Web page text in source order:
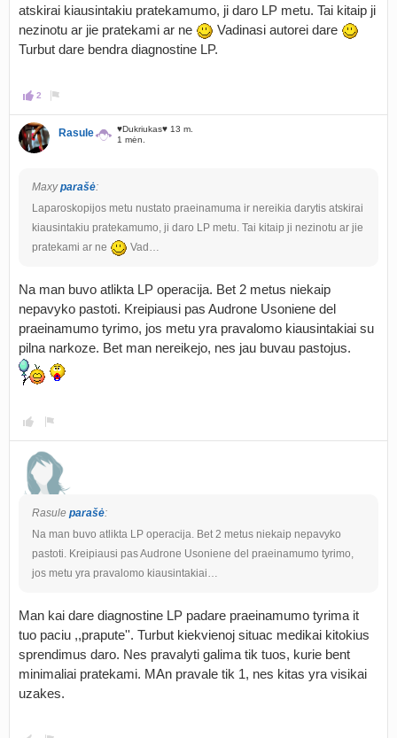
atskirai kiausintakiu pratekamumo, ji daro LP metu. Tai kitaip ji
nezinotu ar jie pratekami ar ne
Vadinasi autorei dare
Turbut dare bendra diagnostine LP.
2
Rasule
♥Dukriukas♥ 13 m.
1 mėn.
Maxyparašė:
Laparoskopijos metu nustato praeinamuma ir nereikia darytis atskirai
kiausintakiu pratekamumo, ji daro LP metu. Tai kitaip ji nezinotu ar jie
pratekami ar ne
Vad…
Na man buvo atlikta LP operacija. Bet 2 metus niekaip
nepavyko pastoti. Kreipiausi pas Audrone Usoniene del
praeinamumo tyrimo, jos metu yra pravalomo kiausintakiai su
pilna narkoze. Bet man nereikejo, nes jau buvau pastojus.
Rasule parašė:
Na man buvo atlikta LP operacija. Bet 2 metus niekaip nepavyko
pastoti. Kreipiausi pas Audrone Usoniene del praeinamumo tyrimo,
jos metu yra pravalomo kiausintakiai…
Man kai dare diagnostine LP padare praeinamumo tyrima it
tuo paciu ,,prapute''. Turbut kiekvienoj situac medikai kitokius
sprendimus daro. Nes pravalyti galima tik tuos, kurie bent
minimaliai pratekami. MAn pravale tik 1, nes kitas yra visikai
uzakes.